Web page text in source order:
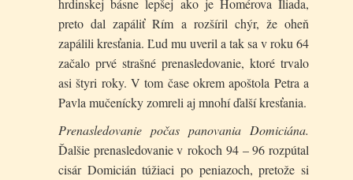
hrdinskej básne lepšej ako je Homérova Iliada,
preto dal zapáliť Rím a rozšíril chýr, že oheň
zapálili kresťania. Ľud mu uveril a tak sa v roku 64
začalo prvé strašné prenasledovanie, ktoré trvalo
asi štyri roky. V tom čase okrem apoštola Petra a
Pavla mučenícky zomreli aj mnohí ďalší kresťania.
Prenasledovanie počas panovania Domiciána.
Ďalšie prenasledovanie v rokoch 94 – 96 rozpútal
cisár Domicián túžiaci po peniazoch, pretože si